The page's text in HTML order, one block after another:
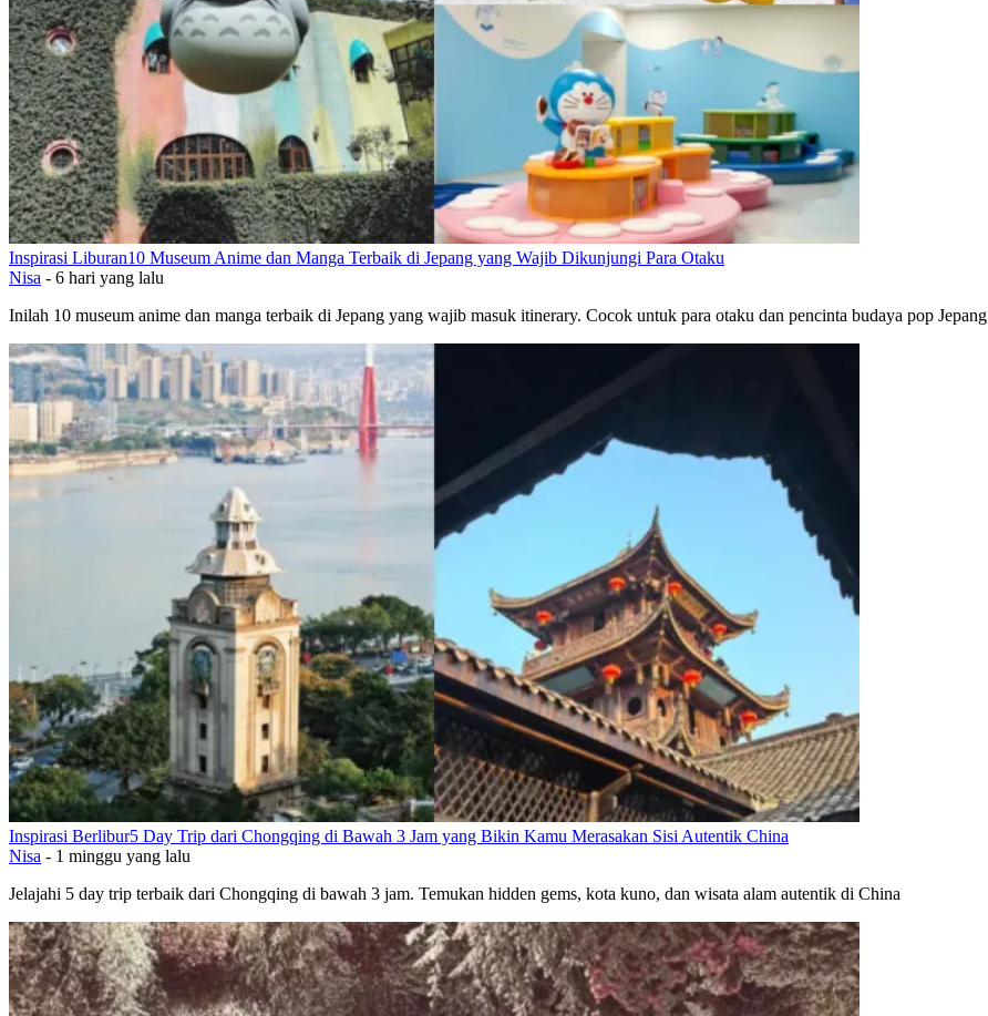
Inspirasi Liburan10 Museum Anime dan Manga Terbaik di Jepang yang Wajib Dikunjungi Para Otaku
Nisa - 6 hari yang lalu
Inilah 10 museum anime dan manga terbaik di Jepang yang wajib masuk itinerary. Cocok untuk para otaku dan pencinta budaya pop Jepang
Inspirasi Berlibur5 Day Trip dari Chongqing di Bawah 3 Jam yang Bikin Kamu Merasakan Sisi Autentik China
Nisa - 1 minggu yang lalu
Jelajahi 5 day trip terbaik dari Chongqing di bawah 3 jam. Temukan hidden gems, kota kuno, dan wisata alam autentik di China